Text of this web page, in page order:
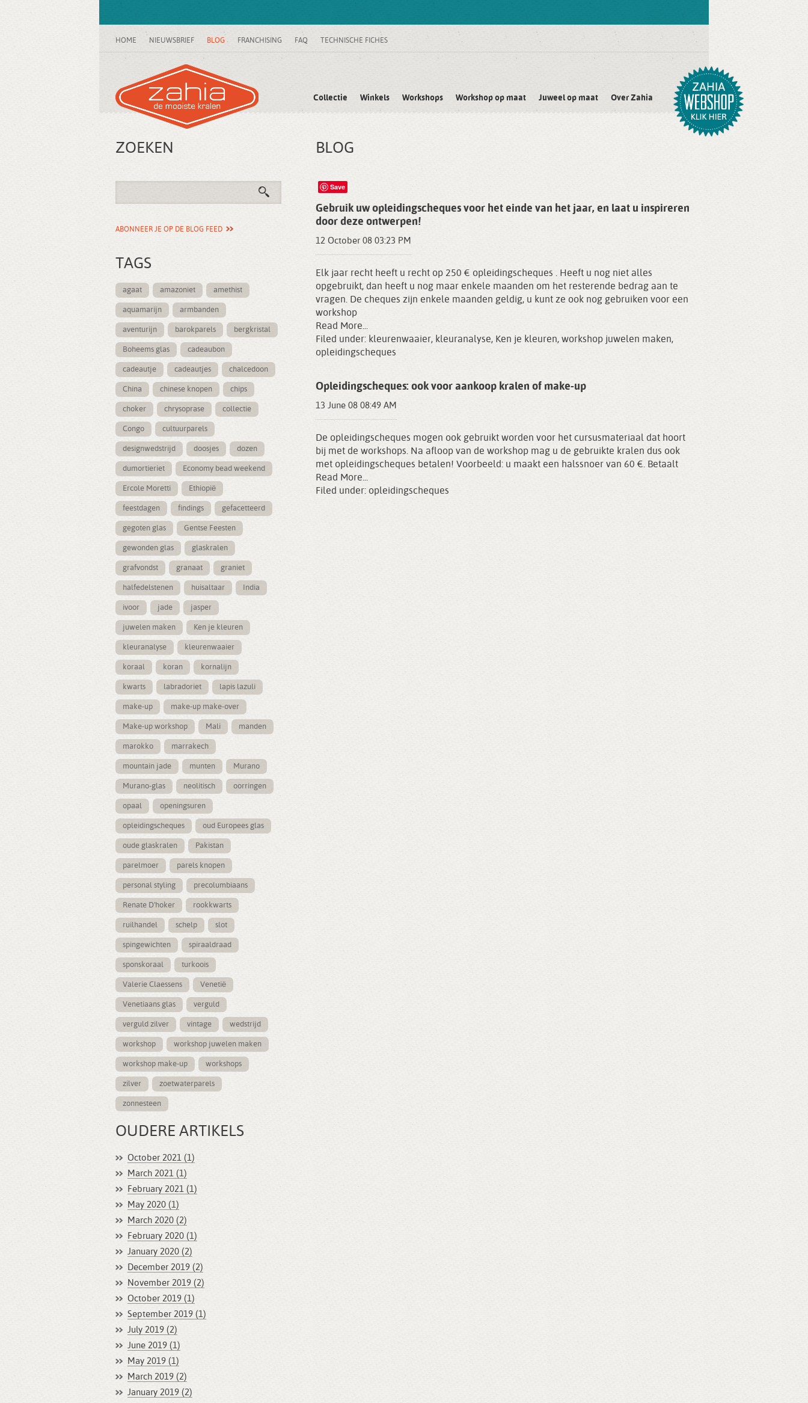
HOME NIEUWSBRIEF BLOG FRANCHISING FAQ TECHNISCHE FICHES
Collectie Winkels Workshops Workshop op maat Juweel op maat Over Zahia
BLOG
Save
Gebruik uw opleidingscheques voor het einde van het jaar, en laat u inspireren
door deze ontwerpen!
12 October 08 03:23 PM
Elk jaar recht heeft u recht op 250 € opleidingscheques . Heeft u nog niet alles
opgebruikt, dan heeft u nog maar enkele maanden om het resterende bedrag aan te
vragen. De cheques zijn enkele maanden geldig, u kunt ze ook nog gebruiken voor een
workshop
Read More...
Filed under: kleurenwaaier, kleuranalyse, Ken je kleuren, workshop juwelen maken,
opleidingscheques
Opleidingscheques: ook voor aankoop kralen of make-up
13 June 08 08:49 AM
De opleidingscheques mogen ook gebruikt worden voor het cursusmateriaal dat hoort
bij met de workshops. Na afloop van de workshop mag u de gebruikte kralen dus ook
met opleidingscheques betalen! Voorbeeld: u maakt een halssnoer van 60 €. Betaalt
Read More...
Filed under: opleidingscheques
ZOEKEN
ABONNEER JE OP DE BLOG FEED
TAGS
agaat amazoniet amethist
aquamarijn armbanden
aventurijn barokparels bergkristal
Boheems glas cadeaubon
cadeautje cadeautjes chalcedoon
China chinese knopen chips
choker chrysoprase collectie
Congo cultuurparels
designwedstrijd doosjes dozen
dumortieriet Economy bead weekend
Ercole Moretti Ethiopië
feestdagen findings gefacetteerd
gegoten glas Gentse Feesten
gewonden glas glaskralen
grafvondst granaat graniet
halfedelstenen huisaltaar India
ivoor jade jasper
juwelen maken Ken je kleuren
kleuranalyse kleurenwaaier
koraal koran kornalijn
kwarts labradoriet lapis lazuli
make-up make-up make-over
Make-up workshop Mali manden
marokko marrakech
mountain jade munten Murano
Murano-glas neolitisch oorringen
opaal openingsuren
opleidingscheques oud Europees glas
oude glaskralen Pakistan
parelmoer parels knopen
personal styling precolumbiaans
Renate D'hoker rookkwarts
ruilhandel schelp slot
spingewichten spiraaldraad
sponskoraal turkoois
Valerie Claessens Venetië
Venetiaans glas verguld
verguld zilver vintage wedstrijd
workshop workshop juwelen maken
workshop make-up workshops
zilver zoetwaterparels
zonnesteen
OUDERE ARTIKELS
October 2021 (1)
March 2021 (1)
February 2021 (1)
May 2020 (1)
March 2020 (2)
February 2020 (1)
January 2020 (2)
December 2019 (2)
November 2019 (2)
October 2019 (1)
September 2019 (1)
July 2019 (2)
June 2019 (1)
May 2019 (1)
March 2019 (2)
January 2019 (2)